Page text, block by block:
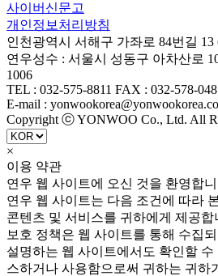
사이버신문고
개인정보처리방침
인천광역시 서해구 가좌로 84번길 13
연우성수 : 서울시 성동구 아차산로
1006
TEL : 032-575-8811 FAX : 032-578-
E-mail :
Copyright ⓒ YONWOO Co., Ltd. All
×
이용 약관
연우 웹 사이트에 오신 것을 환영합
연우 웹 사이트는 다음 조건에 따라
콘텐츠 및 서비스를 귀하에게 제공합
보호 정책은 웹 사이트를 통해 수집
설명하는 웹 사이트에서도 확인할 수
스하거나 사용함으로써 귀하는 귀하